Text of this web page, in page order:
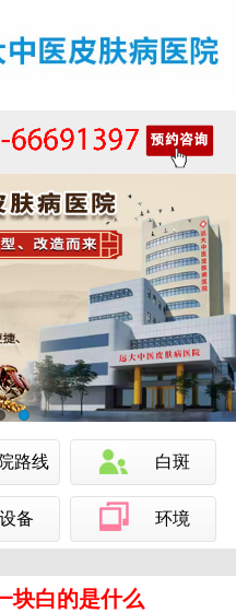
路线 白斑
设备 环境
块白的是什么